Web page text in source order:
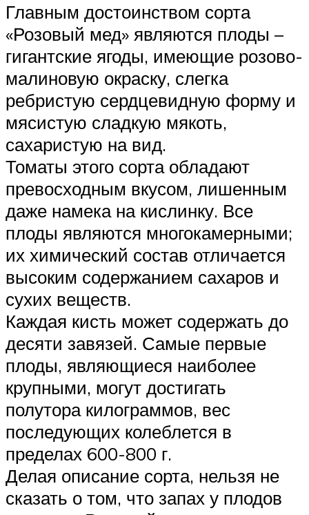
Главным достоинством сорта
«Розовый мед» являются плоды –
гигантские ягоды, имеющие розово-
малиновую окраску, слегка
ребристую сердцевидную форму и
мясистую сладкую мякоть,
сахаристую на вид.
Томаты этого сорта обладают
превосходным вкусом, лишенным
даже намека на кислинку. Все
плоды являются многокамерными;
их химический состав отличается
высоким содержанием сахаров и
сухих веществ.
Каждая кисть может содержать до
десяти завязей. Самые первые
плоды, являющиеся наиболее
крупными, могут достигать
полутора килограммов, вес
последующих колеблется в
пределах 600-800 г.
Делая описание сорта, нельзя не
сказать о том, что запах у плодов